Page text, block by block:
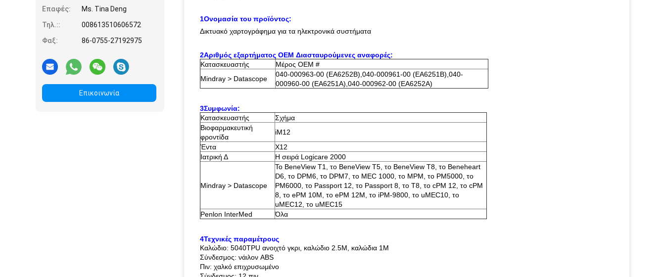
Επαφές:
Ms. Tina Deng
Τηλ.::
008613510606572
Φαξ:
86-0755-27192975
Επικοινωνία
1Ονομασία του προϊόντος:
Δικτυακό χαρτογράφημα για τα ηλεκτρονικά συστήματα
2Αριθμός εξαρτήματος OEM Διασταυρούμενες αναφορές:
Κατασκευαστής
Μέρος OEM #
Mindray > Datascope
040-000963-00 (EA6252B),040-000961-00 (EA6251B),040-
000960-00 (EA6251A),040-000962-00 (EA6252A)
3Συμφωνία:
Κατασκευαστής
Σχήμα
Βιοφαρμακευτική
φροντίδα
iM12
Έντα
X12
Ιατρική Δ
Η σειρά Logicare 2000
Mindray > Datascope
Το BeneView T1, το BeneView T5, το BeneView T8, το Beneheart
D6, το DPM6, το DPM7, το MEC 1000, το MPM, το PM5000, το
PM6000, το Passport 12, το Passport 8, το T8, το cPM 12, το cPM
8, το ePM 10M, το ePM 12M, το iPM-9800, το uMEC10, το
uMEC12, το uMEC15
Penlon InterMed
Όλα
4Τεχνικές παραμέτρους
Καλώδιο: 5040TPU ανοιχτό γκρι, καλώδιο 2.5M, καλώδια 1M
Σύνδεσμος: νάιλον ABS
Πιν: χαλκό επιχρυσωμένο